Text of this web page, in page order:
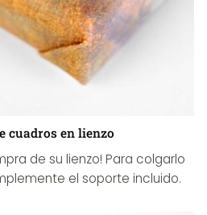
cuadros en lienzo
de su lienzo! Para colgarlo
el soporte incluido.